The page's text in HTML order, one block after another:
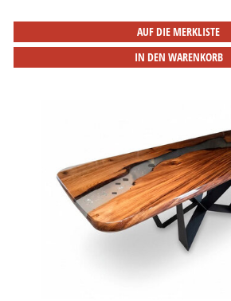
AUF DIE MERKLISTE
IN DEN WARENKORB